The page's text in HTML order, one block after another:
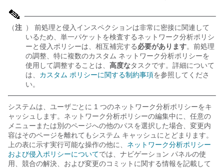
（注 ） 前処理と侵入インスペクションは非常に密接に関連して
いるため、単一パケットを検査するネットワーク分析ポリシ
ーと侵入ポリシーは、相互補完する必要があります。前処理
の調整、特に複数のカスタム ネットワーク分析ポリシーを
使用して調整することは、 高度なタスクです。詳細について
は、 カスタム ポリシーに関する制約事項を参照してくださ
い。
システムは、ユーザごとに 1 つのネットワーク分析ポリシーをキ
ャッシュします。ネットワーク分析ポリシーの編集中に、任意の
メニューまたは別のページへの他のパスを選択した場合、変更内
容はそのページを離れてもシステム キャッシュにとどまります。
上の表に示す実行可能な操作の他に、 ネットワーク分析ポリシー
および侵入ポリシーについてでは、ナビゲーション パネルの使
用、競合の解決、および変更のコミットに関する情報を記載して